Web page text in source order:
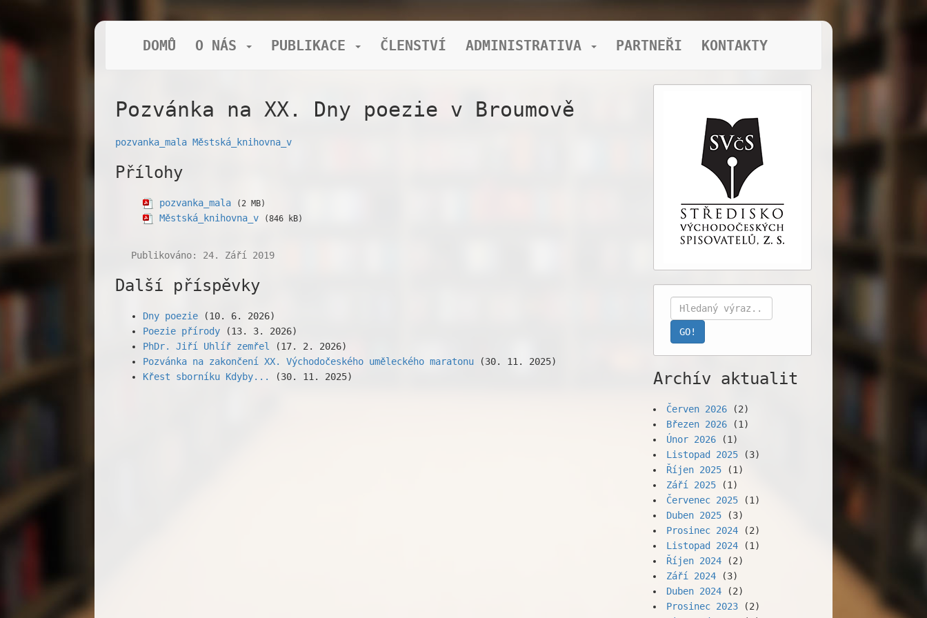
DOMŮ O NÁS PUBLIKACE ČLENSTVÍ ADMINISTRATIVA PARTNEŘI KONTAKTY
Pozvánka na XX. Dny poezie v Broumově
pozvanka_mala Městská_knihovna_v
Přílohy
pozvanka_mala (2 MB)
Městská_knihovna_v (846 kB)
Publikováno: 24. Září 2019
Další příspěvky
Dny poezie (10. 6. 2026)
Poezie přírody (13. 3. 2026)
PhDr. Jiří Uhlíř zemřel
(17. 2. 2026)
Pozvánka na zakončení XX. Východočeského uměleckého maratonu (30. 11. 2025)
Křest sborníku Kdyby...
(30. 11. 2025) Archív aktualit
Červen 2026 (2)
Březen 2026 (1)
Únor 2026 (1)
Listopad 2025 (3)
Říjen 2025 (1)
Září 2025 (1)
Červenec 2025 (1)
Duben 2025 (3)
Prosinec 2024 (2)
Listopad 2024 (1)
Říjen 2024 (2)
Září 2024 (3)
Duben 2024 (2)
Prosinec 2023 (2)